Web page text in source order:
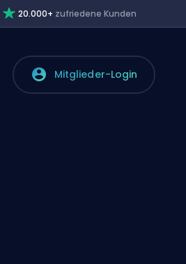
20.000+ zufriedene Kunden
Mitglieder-Login